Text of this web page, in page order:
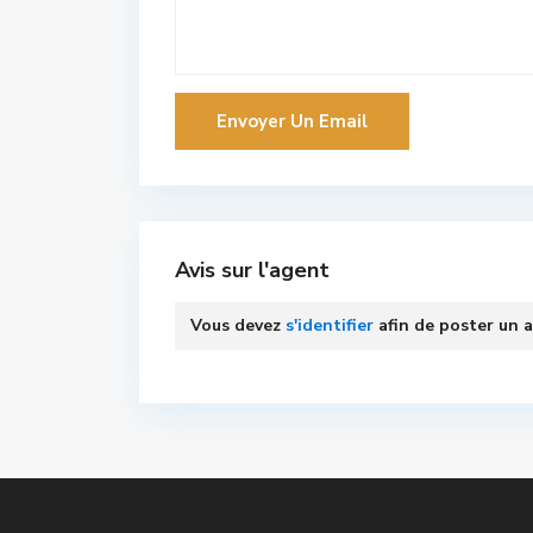
Avis sur l'agent
Vous devez s'identifier afin de poster un